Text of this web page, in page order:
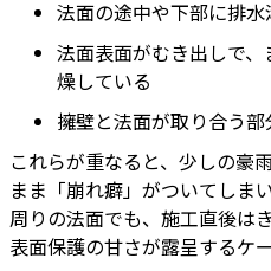
法面の途中や下部に排
法面表面がむき出しで
燥している
擁壁と法面が取り合う
これらが重なると、少しの豪
まま「崩れ癖」がついてしま
周りの法面でも、施工直後は
表面保護の甘さが露呈するケ